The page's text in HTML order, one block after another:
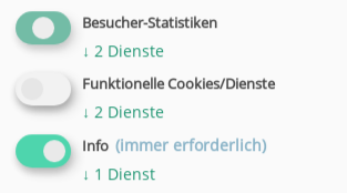
Uhrzeit
16:45 - 17:45 Uhr
Familienzentrum, Rosdorf, Anne-Frank-
Datum
22.07.2026
Besucher-Statistiken
↓ 2 Dienste
Funktionelle Cookies/Dienste
↓ 2 Dienste
Info (immer erforderlich)
↓ 1 Dienst